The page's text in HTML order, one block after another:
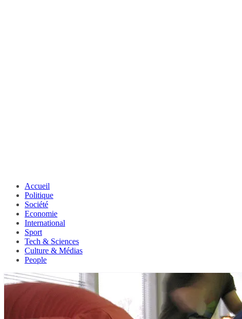
Accueil
Politique
Société
Economie
International
Sport
Tech & Sciences
Culture & Médias
People